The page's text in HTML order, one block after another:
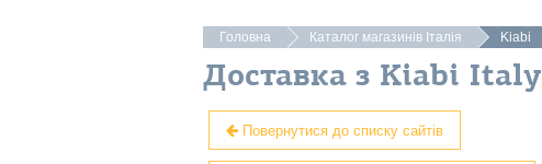
Головна Каталог магазинів Італія Kiabi
Доставка з Kiabi Italy
Повернутися до списку сайтів